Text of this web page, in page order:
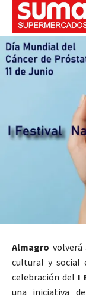
Almagro volverá
cultural y social
celebración del I
una iniciativa